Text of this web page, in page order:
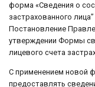
форма «Сведения о
застрахованного
Постановление
утверждении Формы
лицевого счета
С применением новой
предоставлять